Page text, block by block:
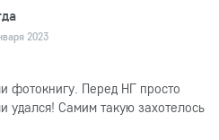
2023
фотокнигу. Перед НГ просто
удался! Самим такую захотелось